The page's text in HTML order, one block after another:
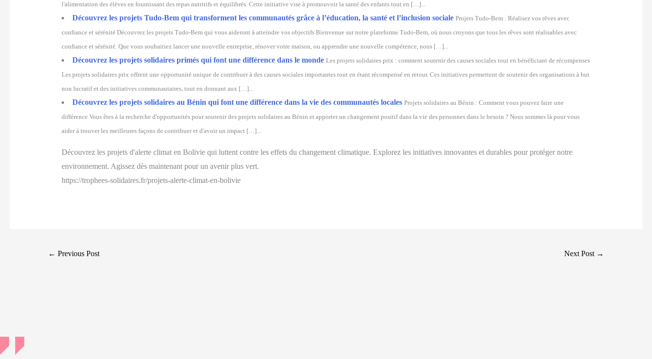
l'alimentation des élèves en fournissant des repas nutritifs et équilibrés. Cette initiative vise à promouvoir la santé des enfants tout en […]...
Découvrez les projets Tudo-Bem qui transforment les communautés grâce à l’éducation, la santé et l’inclusion sociale Projets Tudo-Bem : Réalisez vos rêves avec
confiance et sérénité Découvrez les projets Tudo-Bem qui vous aideront à atteindre vos objectifs Bienvenue sur notre plateforme Tudo-Bem, où nous croyons que tous les rêves sont réalisables avec
confiance et sérénité. Que vous souhaitiez lancer une nouvelle entreprise, rénover votre maison, ou apprendre une nouvelle compétence, nous […]...
Découvrez les projets solidaires primés qui font une différence dans le monde Les projets solidaires prix : comment soutenir des causes sociales tout en bénéficiant de récompenses
Les projets solidaires prix offrent une opportunité unique de contribuer à des causes sociales importantes tout en étant récompensé en retour. Ces initiatives permettent de soutenir des organisations à but
non lucratif et des initiatives communautaires, tout en donnant aux […]...
Découvrez les projets solidaires au Bénin qui font une différence dans la vie des communautés locales Projets solidaires au Bénin : Comment vous pouvez faire une
différence Vous êtes à la recherche d'opportunités pour soutenir des projets solidaires au Bénin et apporter un changement positif dans la vie des personnes dans le besoin ? Nous sommes là pour vous
aider à trouver les meilleures façons de contribuer et d'avoir un impact […]...
Découvrez les projets d'alerte climat en Bolivie qui luttent contre les effets du changement climatique. Explorez les initiatives innovantes et durables pour protéger notre
environnement. Agissez dès maintenant pour un avenir plus vert.
https://trophees-solidaires.fr/projets-alerte-climat-en-bolivie
← Previous Post Next Post →